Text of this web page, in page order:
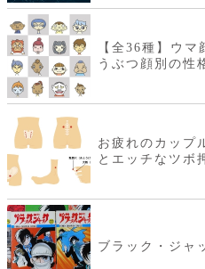
【全36種】ウ
うぶつ顔別の性
お疲れのカップ
とエッチなツボ
ブラック・ジャ